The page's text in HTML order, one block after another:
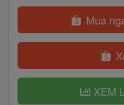
Mua
XEM